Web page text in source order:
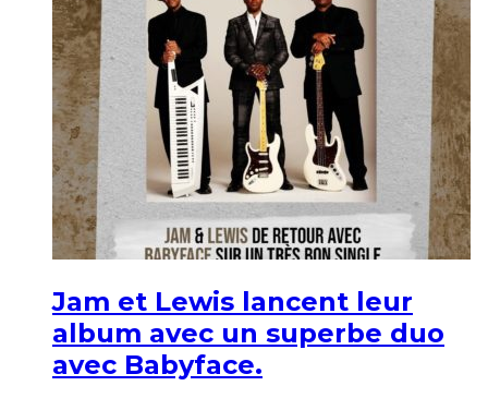
Jam et Lewis lancent leur
album avec un superbe duo
avec Babyface.